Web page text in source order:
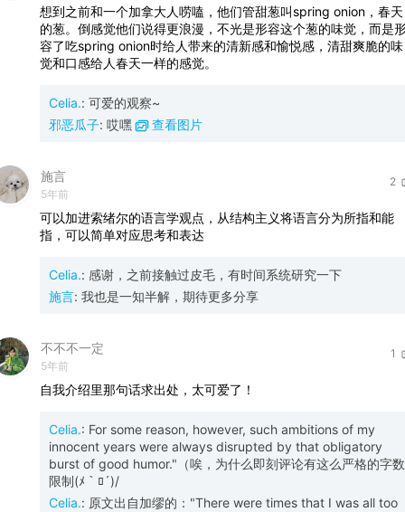
想到之前和一个加拿大人唠嗑，他们管甜葱叫spring onion，春天
的葱。倒感觉他们说得更浪漫，不光是形容这个葱的味觉，而是
容了吃spring onion时给人带来的清新感和愉悦感，清甜爽脆的味
觉和口感给人春天一样的感觉。
Celia.: 可爱的观察~
邪恶瓜子: 哎嘿 查看图片
施言
5年前
2
可以加进索绪尔的语言学观点，从结构主义将语言分为所指和能
指，可以简单对应思考和表达
Celia.: 感谢，之前接触过皮毛，有时间系统研究一下
施言: 我也是一知半解，期待更多分享
不不不一定
5年前
1
自我介绍里那句话求出处，太可爱了！
Celia.: For some reason, however, such ambitions of my
innocent years were always disrupted by that obligatory
burst of good humor."（唉，为什么即刻评论有这么严格的字数
限制(ﾒ｀ﾛ´)/
Celia.: 原文出自加缪的："There were times that I was all too